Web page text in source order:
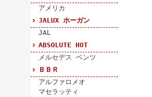
アメリカ
JALUX ホーガン
JAL
ABSOLUTE HOT
メルセデス ベンツ
ＢＢＲ
アルファロメオ
マセラッティ